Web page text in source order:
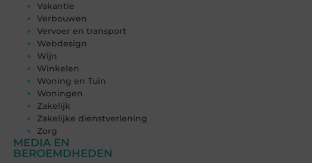
Vakantie
Verbouwen
Vervoer en transport
Webdesign
Wijn
Winkelen
Woning en Tuin
Woningen
Zakelijk
Zakelijke dienstverlening
Zorg
MEDIA EN
BEROEMDHEDEN